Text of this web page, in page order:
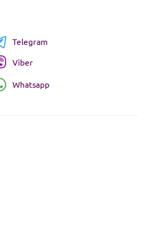
Telegram
Viber
Whatsapp